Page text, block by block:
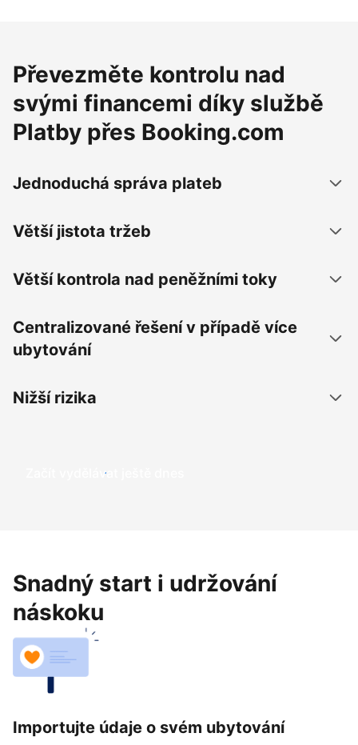
Převezměte kontrolu nad
svými financemi díky službě
Platby přes Booking.com
Jednoduchá správa plateb
Větší jistota tržeb
Větší kontrola nad peněžními toky
Centralizované řešení v případě více
ubytování
Nižší rizika
Začít vydělávat ještě dnes
Snadný start i udržování
náskoku
Importujte údaje o svém ubytování